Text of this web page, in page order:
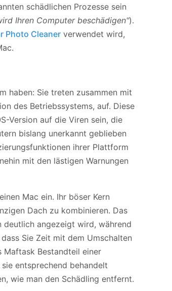
schädlichen Prozesse sein
Ihren Computer beschädigen").
Photo Cleaner verwendet wird,
haben: Sie treten zusammen mit
des Betriebssystems, auf. Diese
Version auf die Viren sein, die
bislang unerkannt geblieben
ihrer Plattform
mit den lästigen Warnungen
Mac ein. Ihr böser Kern
Dach zu kombinieren. Das
deutlich angezeigt wird, während
Sie Zeit mit dem Umschalten
Maftask Bestandteil einer
entsprechend behandelt
wie man den Schädling entfernt.